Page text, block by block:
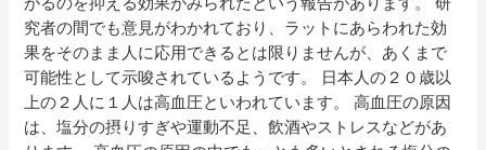
究者の間でも意見がわかれており、ラットにあらわれた効
果をそのまま人に応用できるとは限りませんが、あくまで
可能性として示唆されているようです。 日本人の２０歳以
上の２人に１人は高血圧といわれています。 高血圧の原因
は、塩分の摂りすぎや運動不足、飲酒やストレスなどがあ